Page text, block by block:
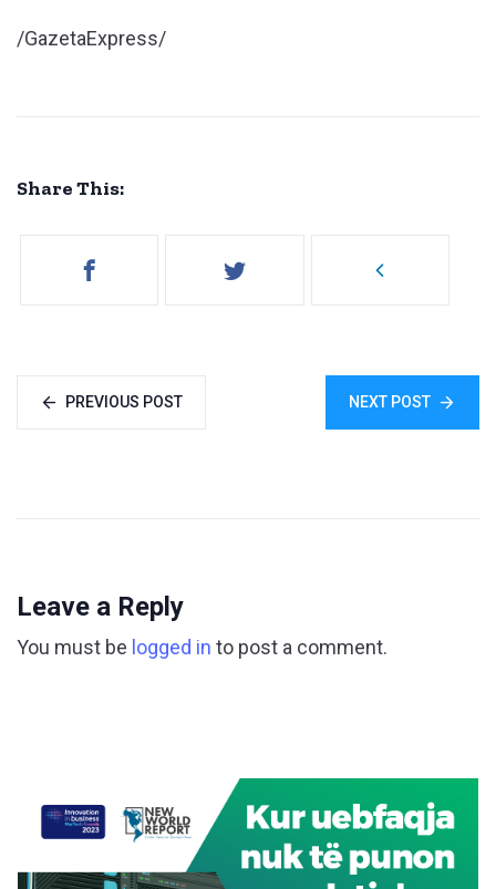
/GazetaExpress/
Share This:
PREVIOUS POST NEXT POST
Leave a Reply
You must be logged in to post a comment.